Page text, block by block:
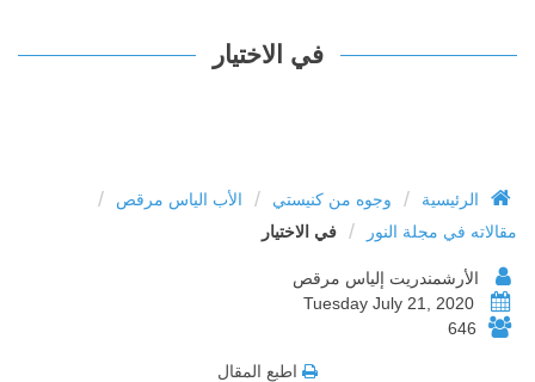
في الاختيار
الرئيسية / وجوه من كنيستي / الأب الياس مرقص /
مقالاته في مجلة النور / في الاختيار
الأرشمندريت إلياس مرقص
646
اطبع المقال